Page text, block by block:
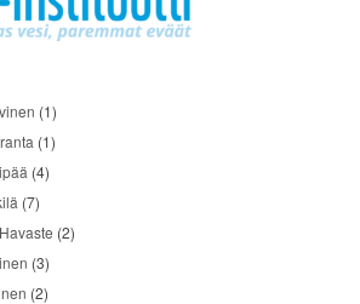
(1)
(1)
(4)
(7)
(2)
(3)
(2)